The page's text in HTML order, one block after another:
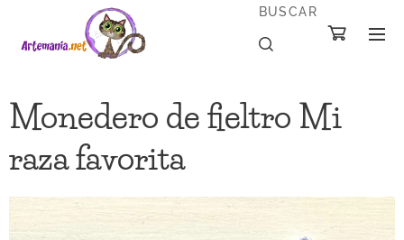
BUSCAR
Monedero de fieltro Mi
raza favorita